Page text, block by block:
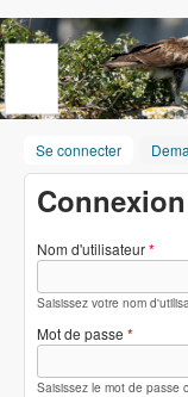
Se connecter (onglet
Nom d'utilisateur*
Saisissez votre nom
Mot de passe *
Saisissez le mot de passe